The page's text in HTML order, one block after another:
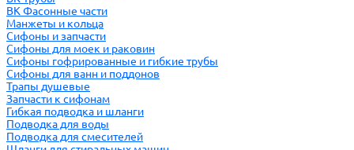
ВК Фасонные части
Манжеты и кольца
Сифоны и запчасти
Сифоны для моек и раковин
Сифоны гофрированные и гибкие трубы
Сифоны для ванн и поддонов
Трапы душевые
Запчасти к сифонам
Гибкая подводка и шланги
Подводка для воды
Подводка для смесителей